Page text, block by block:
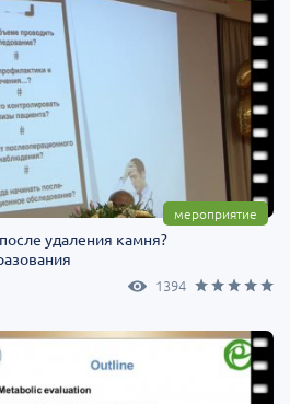
мероприятие
удаления камня?
1394